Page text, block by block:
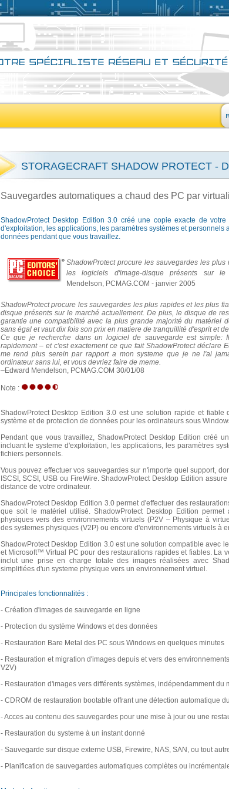
STORAGECRAFT SHADOW PROTECT -
Sauvegardes automatiques a chaud des PC par
ShadowProtect Desktop Edition 3.0 créé une copie exacte de votre
d'exploitation, les applications, les paramètres systèmes et personnels
données pendant que vous travaillez.
ShadowProtect procure les sauvegardes les
les logiciels d'image-disque présents sur le
Mendelson, PCMAG.COM - janvier 2005
ShadowProtect procure les sauvegardes les plus rapides et les plus
disque présents sur le marché actuellement. De plus, le disque de
garantie une compatibilité avec la plus grande majorité du matériel
sans égal et vaut dix fois son prix en matiere de tranquillité d'esprit et
Ce que je recherche dans un logiciel de sauvegarde est simple:
rapidement – et c'est exactement ce que fait ShadowProtect déclare
me rend plus serein par rapport a mon systeme que je ne l'ai
ordinateur sans lui, et vous devriez faire de meme.
–Edward Mendelson, PCMAG.COM 30/01/08
Note :
ShadowProtect Desktop Edition 3.0 est une solution rapide et fiable
système et de protection de données pour les ordinateurs sous
Pendant que vous travaillez, ShadowProtect Desktop Edition créé
incluant le systeme d'exploitation, les applications, les paramètres
fichiers personnels.
Vous pouvez effectuer vos sauvegardes sur n'importe quel support,
ISCSI, SCSI, USB ou FireWire. ShadowProtect Desktop Edition
distance de votre ordinateur.
ShadowProtect Desktop Edition 3.0 permet d'effectuer des
que soit le matériel utilisé. ShadowProtect Desktop Edition
physiques vers des environnements virtuels (P2V – Physique à
des systemes physiques (V2P) ou encore d'environnements virtuels à
ShadowProtect Desktop Edition 3.0 est une solution compatible avec
et Microsoft™ Virtual PC pour des restaurations rapides et fiables. La
inclut une prise en charge totale des images réalisées avec
simplifiées d'un systeme physique vers un environnement virtuel.
Principales fonctionnalités :
- Création d'images de sauvegarde en ligne
- Protection du système Windows et des données
- Restauration Bare Metal des PC sous Windows en quelques minutes
- Restauration et migration d'images depuis et vers des
V2V)
- Restauration d'images vers différents systèmes, indépendamment du
- CDROM de restauration bootable offrant une détection automatique
- Acces au contenu des sauvegardes pour une mise à jour ou une
- Restauration du systeme à un instant donné
- Sauvegarde sur disque externe USB, Firewire, NAS, SAN, ou tout
- Planification de sauvegardes automatiques complètes ou